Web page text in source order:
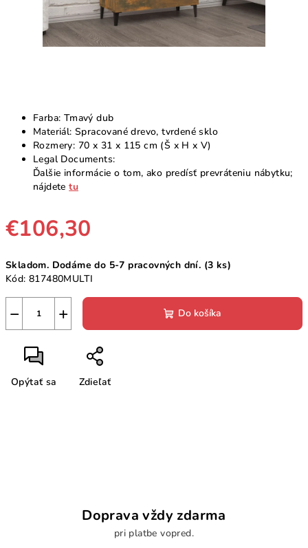
Farba: Tmavý dub
Materiál: Spracované drevo, tvrdené sklo
Rozmery: 70 x 31 x 115 cm (Š x H x V)
Legal Documents:
Ďalšie informácie o tom, ako predísť prevráteniu nábytku;
nájdetetu
€106,30
cena:
Skladom. Dodáme do 5-7 pracovných dní. (3 ks)
Kód: 817480MULTI
+
− Do košíka
Opýtať sa Zdieľať
Doprava vždy zdarma
pri platbe vopred.